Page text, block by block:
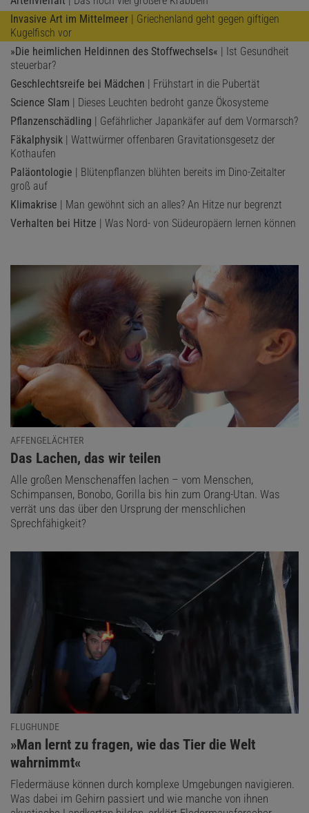
Invasive Art im Mittelmeer | Griechenland geht gegen giftigen
Kugelfisch vor
»Die heimlichen Heldinnen des Stoffwechsels« | Ist Gesundheit
steuerbar?
Geschlechtsreife bei Mädchen | Frühstart in die Pubertät
Science Slam | Dieses Leuchten bedroht ganze Ökosysteme
Pflanzenschädling | Gefährlicher Japankäfer auf dem Vormarsch?
Fäkalphysik | Wattwürmer offenbaren Gravitationsgesetz der
Kothaufen
Paläontologie | Blütenpflanzen blühten bereits im Dino-Zeitalter
groß auf
Klimakrise | Man gewöhnt sich an alles? An Hitze nur begrenzt
Verhalten bei Hitze | Was Nord- von Südeuropäern lernen können
AFFENGELÄCHTER
:
Das Lachen, das wir teilen
Alle großen Menschenaffen lachen – vom Menschen,
Schimpansen, Bonobo, Gorilla bis hin zum Orang-Utan. Was
verrät uns das über den Ursprung der menschlichen
Sprechfähigkeit?
FLUGHUNDE
:
»Man lernt zu fragen, wie das Tier die Welt
wahrnimmt«
Fledermäuse können durch komplexe Umgebungen navigieren.
Was dabei im Gehirn passiert und wie manche von ihnen